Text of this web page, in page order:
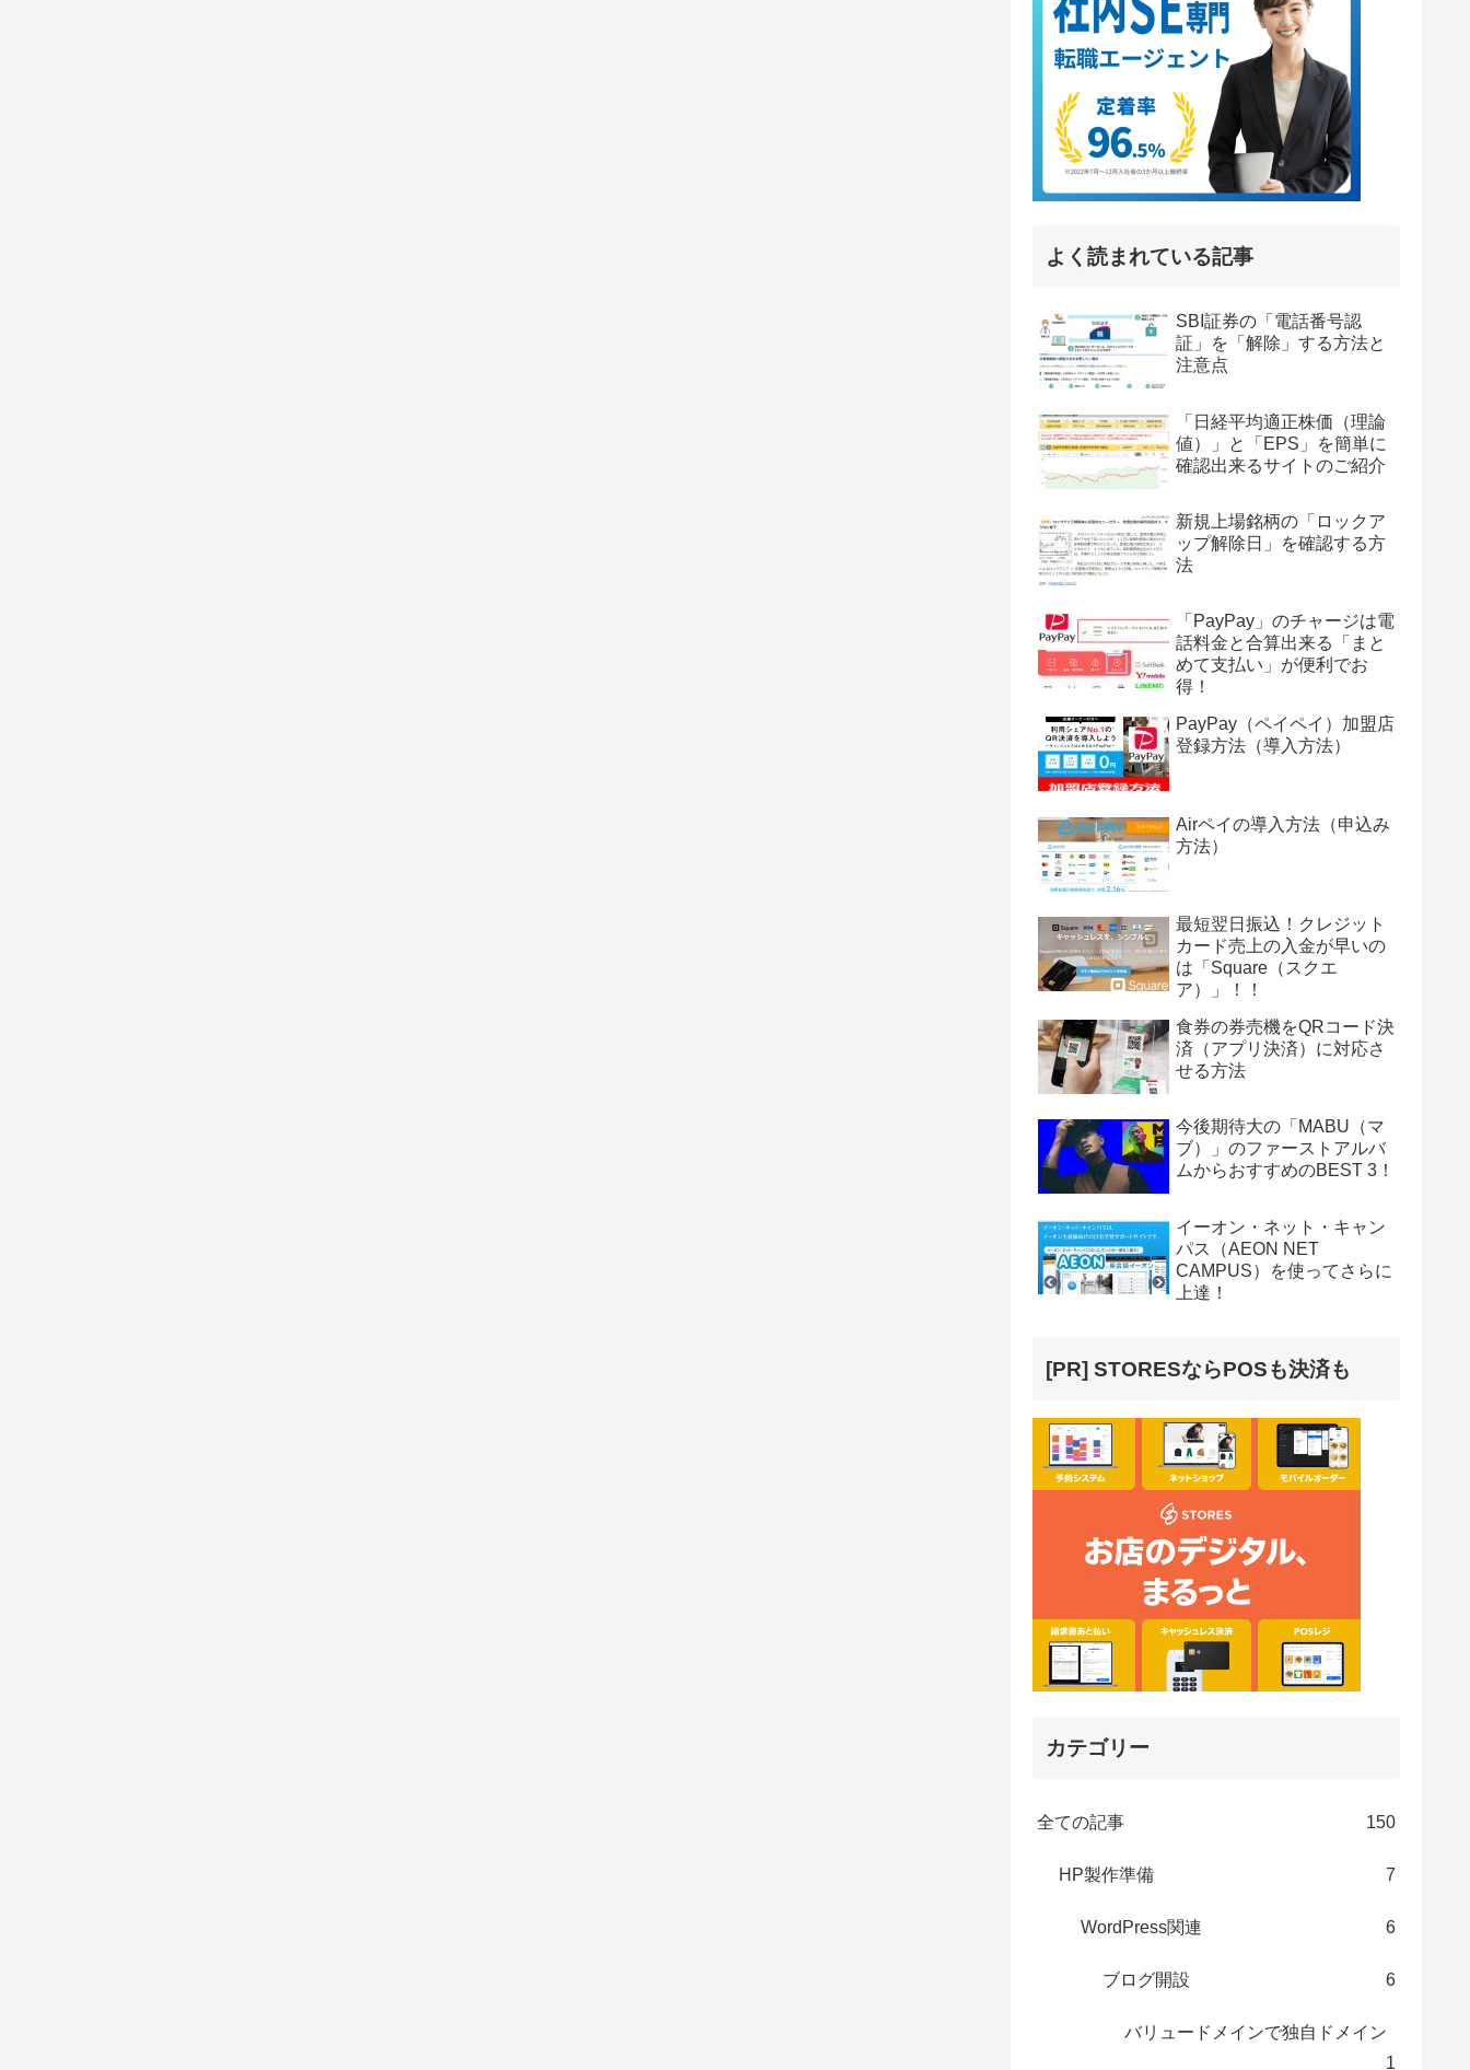
よく読まれている記事
SBI証券の「電話番号認
証」を「解除」する方法と
注意点
「日経平均適正株価（理論
値）」と「EPS」を簡単に
確認出来るサイトのご紹介
新規上場銘柄の「ロックア
ップ解除日」を確認する方
法
「PayPay」のチャージは電
話料金と合算出来る「まと
めて支払い」が便利でお
得！
PayPay（ペイペイ）加盟店
登録方法（導入方法）
Airペイの導入方法（申込み
方法）
最短翌日振込！クレジット
カード売上の入金が早いの
は「Square（スクエ
ア）」！！
食券の券売機をQRコード決
済（アプリ決済）に対応さ
せる方法
今後期待大の「MABU（マ
ブ）」のファーストアルバ
ムからおすすめのBEST 3！
イーオン・ネット・キャン
パス（AEON NET
CAMPUS）を使ってさらに
上達！
[PR] STORESならPOSも決済も
カテゴリー
全ての記事 150
HP製作準備 7
WordPress関連 6
ブログ開設 6
バリュードメインで独自ドメイン
1